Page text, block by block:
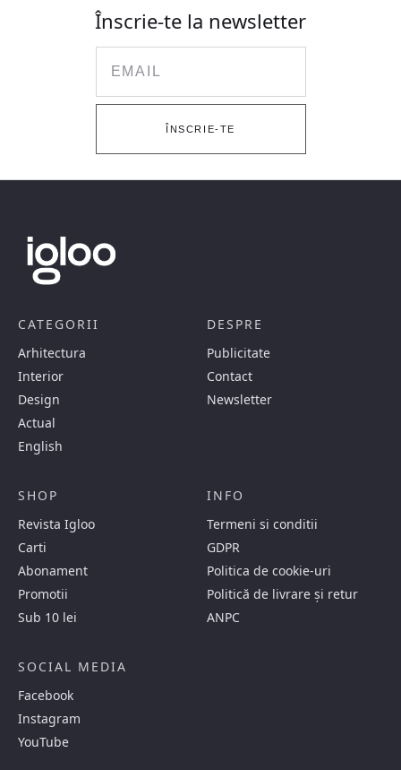
Înscrie-te la newsletter
ÎNSCRIE-TE
CATEGORII
Arhitectura
Interior
Design
Actual
English
DESPRE
Publicitate
Contact
Newsletter
SHOP
Revista Igloo
Carti
Abonament
Promotii
Sub 10 lei
INFO
Termeni si conditii
GDPR
Politica de cookie-uri
Politică de livrare și retur
ANPC
SOCIAL MEDIA
Facebook
Instagram
YouTube